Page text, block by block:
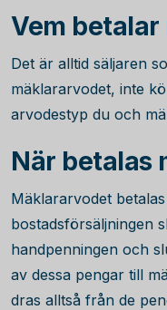
Vem
Det är alltid säljaren
mäklararvodet, inte
arvodestyp du och
När betalas
Mäklararvodet
bostadsförsäljningen
handpenningen och
av dessa pengar till
dras alltså från de